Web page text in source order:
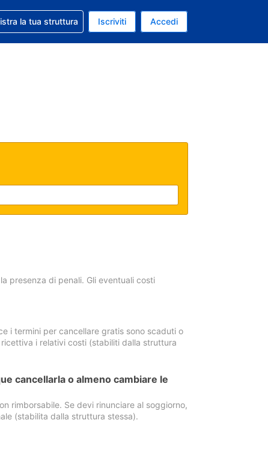
attuale: Euro
Lingua attuale: Italiano
aiuto con la prenotazione
la tua struttura Iscriviti Accedi
presenza di penali. Gli eventuali costi
i termini per cancellare gratis sono scaduti o
i relativi costi (stabiliti dalla struttura
cancellarla o almeno cambiare le
rimborsabile. Se devi rinunciare al soggiorno,
(stabilita dalla struttura stessa).